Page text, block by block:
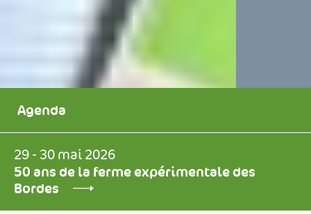
Agenda
29 - 30 mai 2026
50 ans de la ferme expérimentale des
Bordes